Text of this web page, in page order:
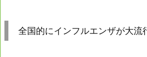
全国的にインフルエンザが大流